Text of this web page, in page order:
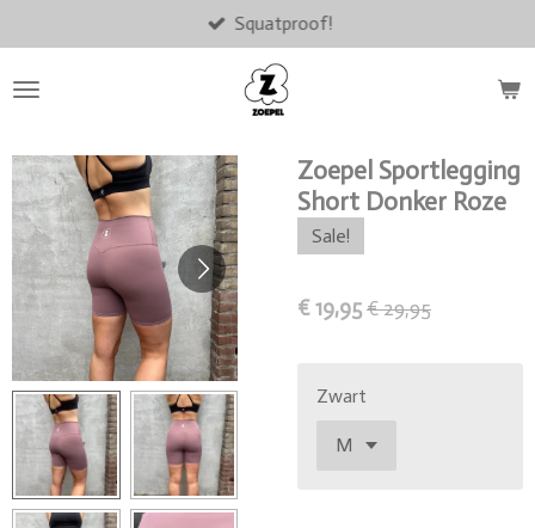
direct
naar
Squatproof!
Zoepel Sportlegging
Short Donker Roze
Sale!
€ 19,95 € 29,95
Zwart